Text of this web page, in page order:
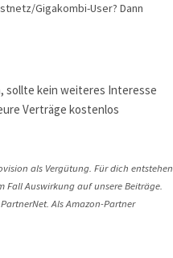
Gigakombi-User? Dann
sollte kein weiteres Interesse
Verträge kostenlos
als Vergütung. Für dich entstehen
Auswirkung auf unsere Beiträge.
Als Amazon-Partner